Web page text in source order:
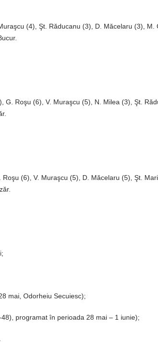
(4), Şt. Răducanu (3), D. Măcelaru (3), M.
G. Roşu (6), V. Muraşcu (5), N. Milea (3), Şt.
(6), V. Muraşcu (5), D. Măcelaru (5), Şt.
mai, Odorheiu Secuiesc);
programat în perioada 28 mai – 1 iunie);